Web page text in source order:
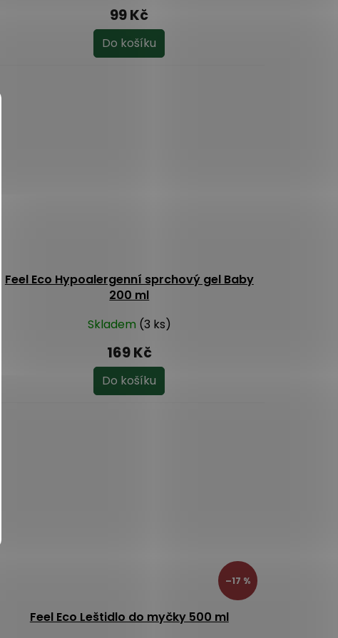
hvězdiček.
99 Kč
Do košíku
Feel Eco Hypoalergenní sprchový gel Baby
200 ml
Skladem (3 ks)
169 Kč
Do košíku
–17 %
Feel Eco Leštidlo do myčky 500 ml